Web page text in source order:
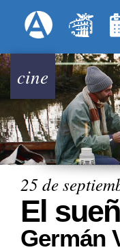
Menú
cine
25 de
El
Germán